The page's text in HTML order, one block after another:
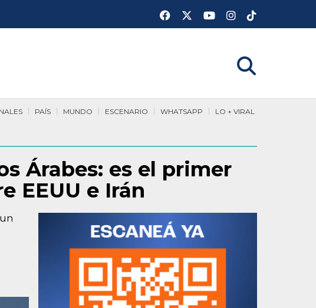
LO + VIRAL
WHATSAPP
ESCENARIO
MUNDO
PAÍS
Árabes: es el primer
EEUU e Irán